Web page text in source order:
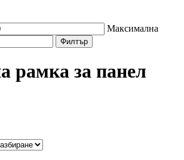
Максимална
Филтър
рамка за панел